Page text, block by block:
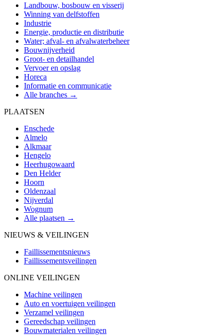
Landbouw, bosbouw en visserij
Winning van delfstoffen
Industrie
Energie, productie en distributie
Water; afval- en afvalwaterbeheer
Bouwnijverheid
Groot- en detailhandel
Vervoer en opslag
Horeca
Informatie en communicatie
Alle branches →
PLAATSEN
Enschede
Almelo
Alkmaar
Hengelo
Heerhugowaard
Den Helder
Hoorn
Oldenzaal
Nijverdal
Wognum
Alle plaatsen →
NIEUWS & VEILINGEN
Faillissementsnieuws
Faillissementsveilingen
ONLINE VEILINGEN
Machine veilingen
Auto en voertuigen veilingen
Verzamel veilingen
Gereedschap veilingen
Bouwmaterialen veilingen